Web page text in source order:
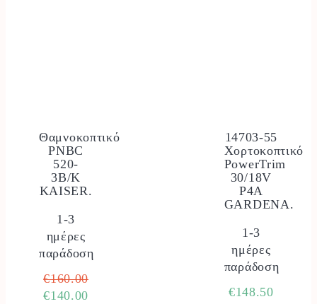
Θαμνοκοπτικό
PNBC
520-
3B/K
KAISER.
1-3
ημέρες
παράδοση
€160.00Original
€140.00
14703-55
Χορτοκοπτικό
PowerTrim
30/18V
P4A
GARDENA.
1-3
ημέρες
παράδοση
€148.50